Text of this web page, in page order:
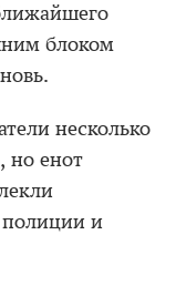
блоком
несколько
но енот
полиции и